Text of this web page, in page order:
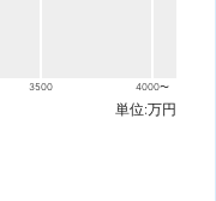
3500 4000〜
単位:万円